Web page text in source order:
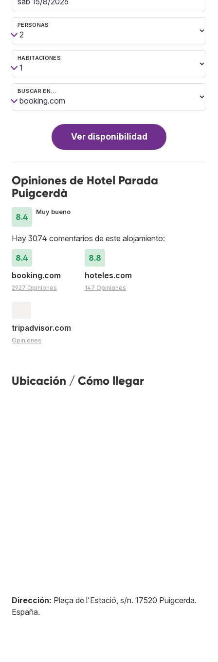
PERSONAS
HABITACIONES
BUSCAR EN…
Ver disponibilidad
Opiniones de Hotel Parada
Puigcerdà
8.4
Muy bueno
Hay 3074 comentarios de este alojamiento:
8.4
booking.com
2927 Opiniones
8.8
hoteles.com
147 Opiniones
tripadvisor.com
Opiniones
Ubicación / Cómo llegar
Dirección: Plaça de l'Estació, s/n. 17520 Puigcerda.
España.